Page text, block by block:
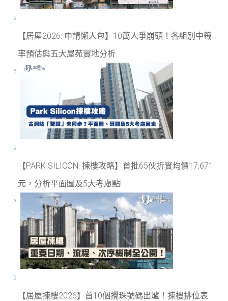
【居屋2026: 申請懶人包】10萬人爭崩頭！各組別中籤
率預估與五大屋苑實地分析
【PARK SILICON: 揀樓攻略】首批65伙折實均價17,671
元，分析平面圖及5大考慮點!
【居屋揀樓2026】首10個攪珠號碼出爐！揀樓排位表